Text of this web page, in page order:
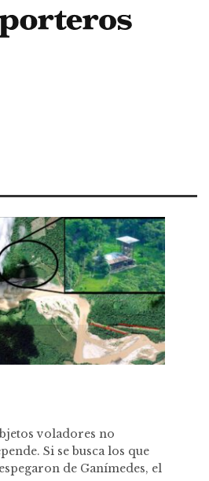
voladores no
Si se busca los que
de Ganímedes, el